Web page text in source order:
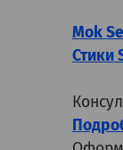
Mok
Стики
П